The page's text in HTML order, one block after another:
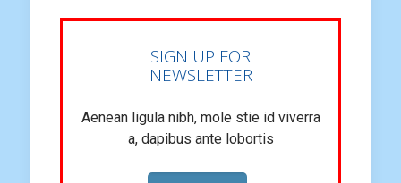
SIGN UP FOR
NEWSLETTER
Aenean ligula nibh, mole stie id viverra
a, dapibus ante lobortis